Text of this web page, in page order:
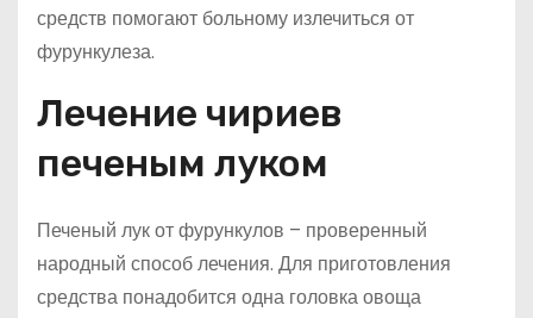
средств помогают больному излечиться от
фурункулеза.
Лечение чириев
печеным луком
Печеный лук от фурункулов – проверенный
народный способ лечения. Для приготовления
средства понадобится одна головка овоща